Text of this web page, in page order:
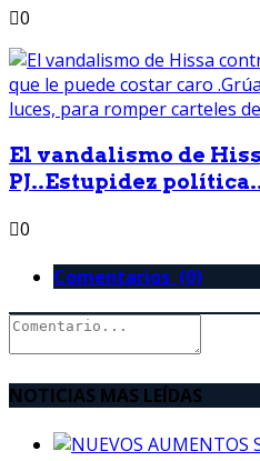
0
El vandalismo de
PJ..Estupidez
0
Comentarios (0)
NOTICIAS MAS LEÍDAS